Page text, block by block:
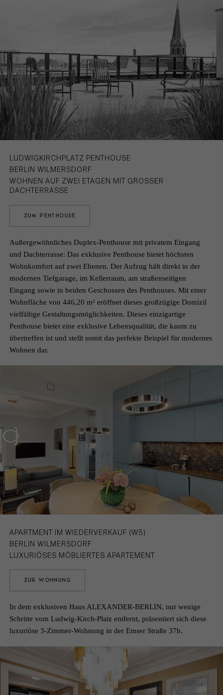
LUDWIGKIRCHPLATZ PENTHOUSE
BERLIN WILMERSDORF
WOHNEN AUF ZWEI ETAGEN MIT GROSSER D
ACHTERRASSE
ZUM PENTHOUSE
Außergewöhnliches Duplex-Penthouse mit privatem Eingang
und Dachterrasse: Das exklusive Penthouse bietet höchsten
Wohnkomfort auf zwei Ebenen. Der Aufzug hält direkt in der
modernen Tiefgarage, im Kellerraum, am straßenseitigen
Eingang sowie in beiden Geschossen des Penthouses. Mit einer
Wohnfläche von 446,20 m² eröffnet dieses großzügige Domizil
vielfältige Gestaltungsmöglichkeiten. Dieses einzigartige
Penthouse bietet eine exklusive Lebensqualität, die kaum zu
übertreffen ist und stellt somit das perfekte Beispiel für modernes
Wohnen dar.
APARTMENT IM WIEDERVERKAUF (W5)
BERLIN WILMERSDORF
LUXURIÖSES MÖBLIERTES APARTEMENT
ZUR WOHNUNG
In dem exklusiven Haus ALEXANDER-BERLIN, nur wenige
Schritte vom Ludwig-Kirch-Platz entfernt, präsentiert sich diese
luxuriöse 3-Zimmer-Wohnung in der Emser Straße 37b.